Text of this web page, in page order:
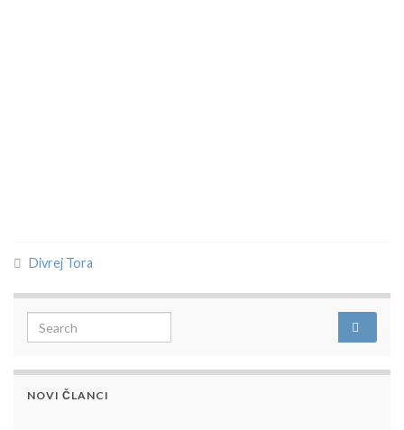
Divrej Tora
Search for:
NOVI ČLANCI